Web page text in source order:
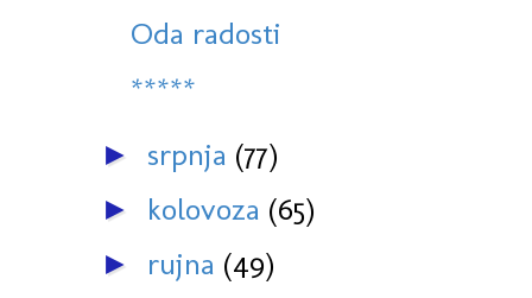
Oda radosti
*****
► srpnja (77)
► kolovoza (65)
► rujna (49)